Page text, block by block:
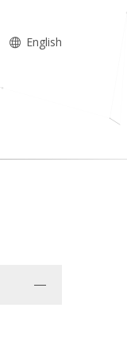
English